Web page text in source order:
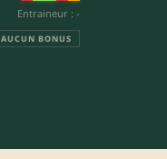
Entraineur : -
AUCUN BONUS